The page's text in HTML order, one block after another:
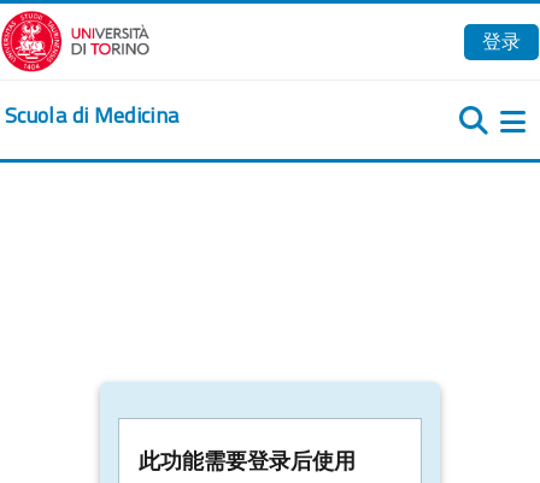
跳到主要内容
登录
Scuola di Medicina
此功能需要登录后使用